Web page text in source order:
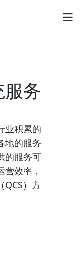
务
业积累的
地的服务
的服务可
营效率，
QCS）方